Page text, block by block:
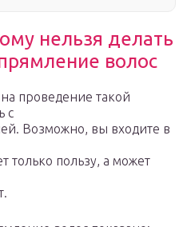
нельзя делать
волос
проведение такой
с
Возможно, вы входите в
только пользу, а может